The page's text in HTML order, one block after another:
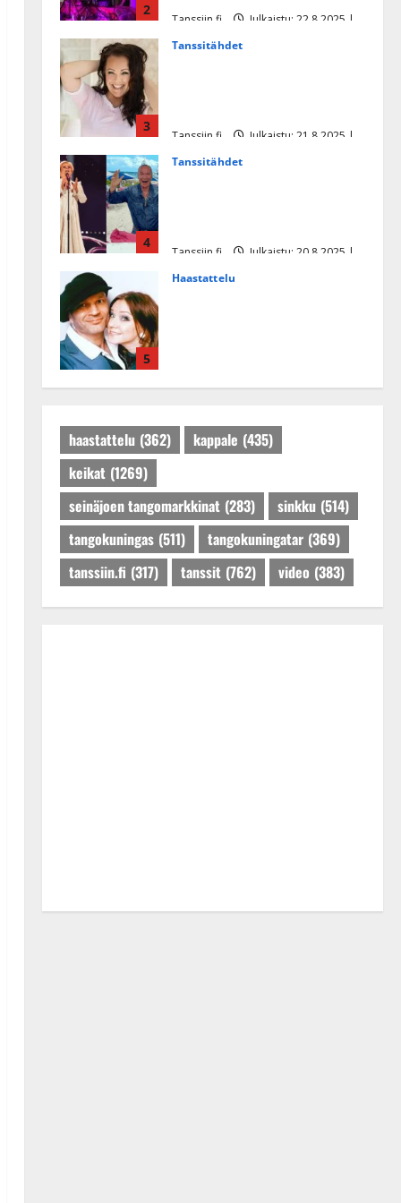
2
Tanssiin.fi
Julkaistu: 22.8.2025 |
3
Tanssitähdet
Tanssiin.fi
Julkaistu: 21.8.2025 |
4
Tanssitähdet
Tanssiin.fi
Julkaistu: 20.8.2025 |
5
Haastattelu
Tanssiin.fi
Julkaistu: 27.4.2025 |
haastattelu (362) kappale (435)
keikat (1269)
seinäjoen tangomarkkinat (283) sinkku (514)
tangokuningas (511) tangokuningatar (369)
tanssiin.fi (317) tanssit (762) video (383)